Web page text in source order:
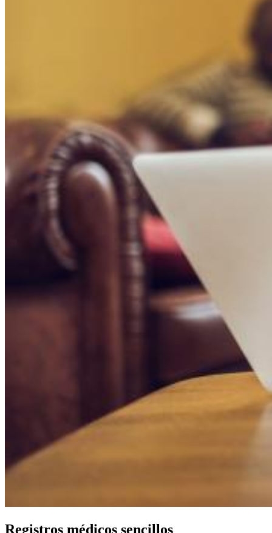
Registros médicos sencillos